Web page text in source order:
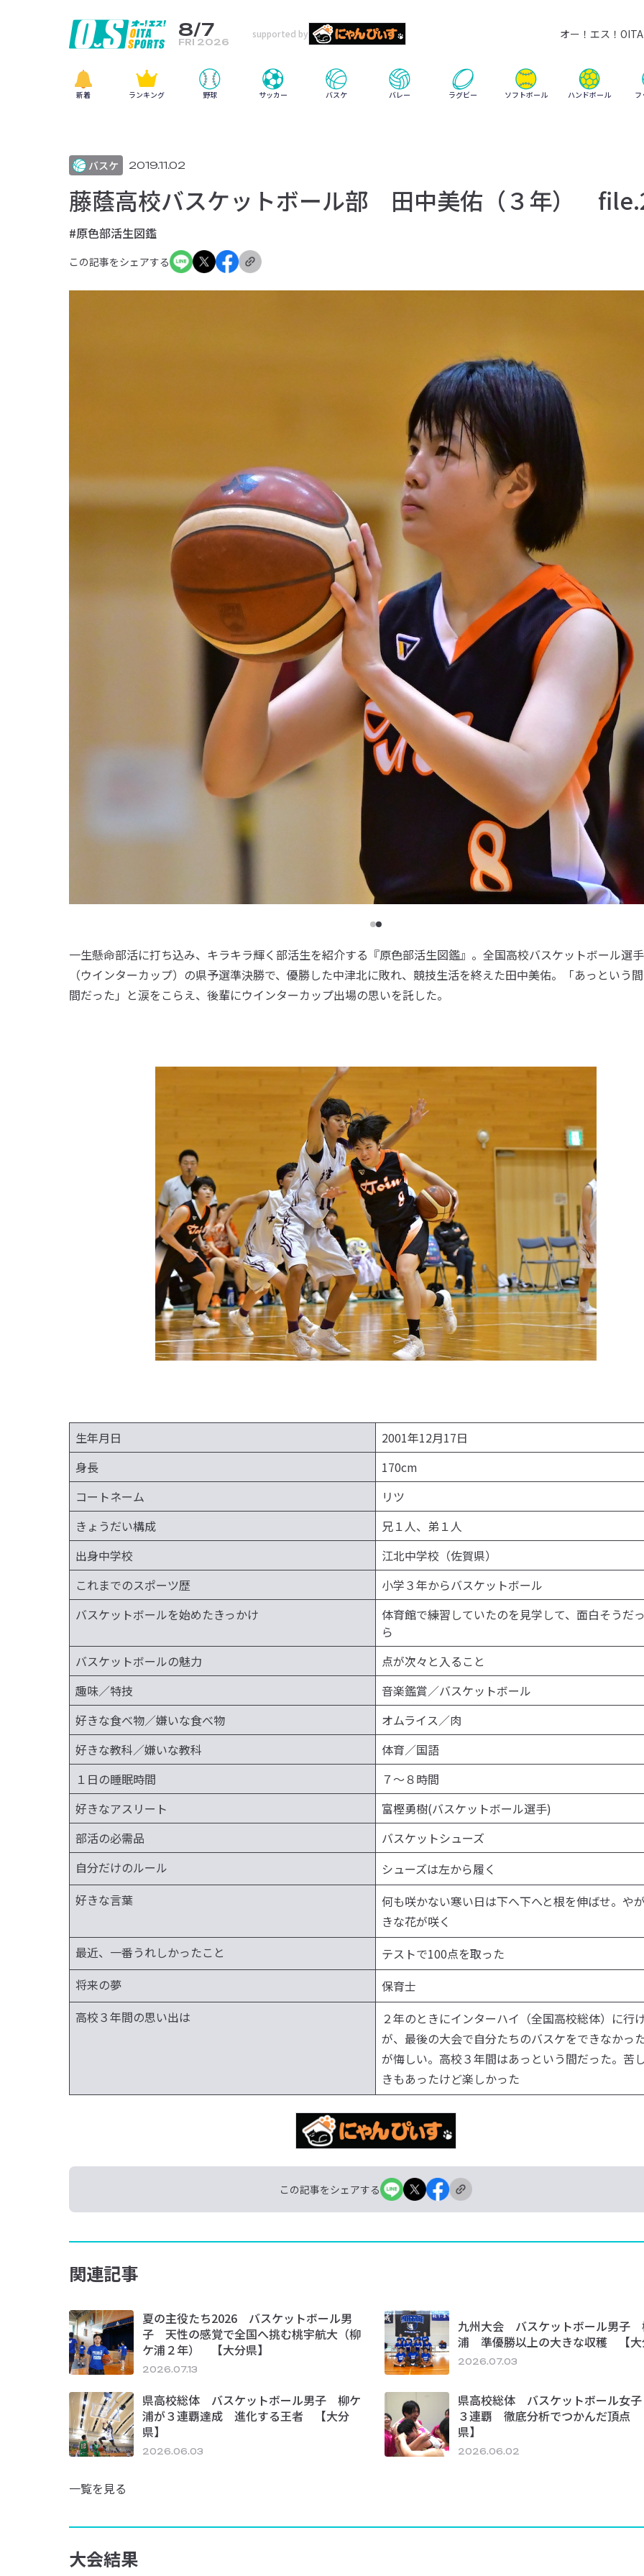
8/7
FRI 2026
supported by オー！エス！
新着 ランキング 野球 サッカー バスケ バレー ラグビー ソフトボール ハンドボール
バスケ 2019.11.02
藤蔭高校バスケットボール部 田中美佑（３年）
#原色部活生図鑑
この記事をシェアする
一生懸命部活に打ち込み、キラキラ輝く部活生を紹介する『原色部活生図鑑』。全国高校バスケットボール選
（ウインターカップ）の県予選準決勝で、優勝した中津北に敗れ、競技生活を終えた田中美佑。「あっという
間だった」と涙をこらえ、後輩にウインターカップ出場の思いを託した。
生年月日
2001年12月17日
身長
170cm
コートネーム
リツ
きょうだい構成
兄１人、弟１人
出身中学校
江北中学校（佐賀県）
これまでのスポーツ歴
小学３年からバスケットボール
バスケットボールを始めたきっかけ
体育館で練習していたのを見学して、面白そうだ
ら
バスケットボールの魅力
点が次々と入ること
趣味／特技
音楽鑑賞／バスケットボール
好きな食べ物／嫌いな食べ物
オムライス／肉
好きな教科／嫌いな教科
体育／国語
１日の睡眠時間
７〜８時間
好きなアスリート
富樫勇樹(バスケットボール選手)
部活の必需品
バスケットシューズ
自分だけのルール
シューズは左から履く
好きな言葉
何も咲かない寒い日は下へ下へと根を伸ばせ。や
きな花が咲く
最近、一番うれしかったこと
テストで100点を取った
将来の夢
保育士
高校３年間の思い出は
２年のときにインターハイ（全国高校総体）に行
が、最後の大会で自分たちのバスケをできなかっ
が悔しい。高校３年間はあっという間だった。苦
きもあったけど楽しかった
この記事をシェアする
関連記事
夏の主役たち2026 バスケットボール男
子 天性の感覚で全国へ挑む桃宇航大（柳
ケ浦２年） 【大分県】
2026.07.13
九州大会 バスケットボール男子
浦 準優勝以上の大きな収穫 【大
2026.07.03
県高校総体 バスケットボール男子 柳ケ
浦が３連覇達成 進化する王者 【大分
県】
2026.06.03
県高校総体 バスケットボール女
３連覇 徹底分析でつかんだ頂点
県】
2026.06.02
一覧を見る
大会結果